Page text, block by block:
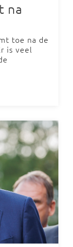
na
toe na de
is veel